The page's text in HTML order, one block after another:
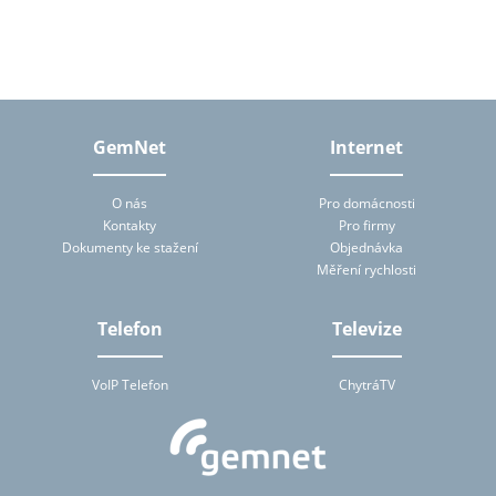
uzavřených podle ustanovení § 6 zákona č. 101/2000 Sb., o
správcem (zejména právo na poskytnutí informace o účelu
zpracování, rozsahu zpracovávaných osobních údajů a jejich
Správce mu tuto informaci bez zbytečného odkladu za přiměřenou
úhradu nepřevyšující náklady nezbytné na poskytnutí informace
předá. Zjistí-li subjekt údajů, že zpracování jeho osobních údajů je
v rozporu s ochranou jeho soukromého a osobního života nebo v
stavu. Subjekt údajů je oprávněn kdykoliv výše uvedený souhlas se
GemNet
O nás
Kontakty
Dokumenty ke stažení
Internet
Pro domácnosti
Pro firmy
Objednávka
Měření rychlosti
Telefon
VoIP Telefon
Televize
ChytráTV